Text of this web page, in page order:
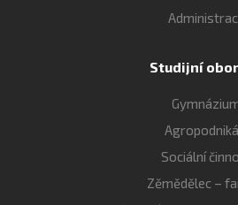
Studijní
Sociální
Zěmědělec –